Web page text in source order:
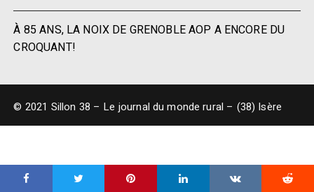
À 85 ANS, LA NOIX DE GRENOBLE AOP A ENCORE DU
CROQUANT!
© 2021 Sillon 38 – Le journal du monde rural – (38) Isère